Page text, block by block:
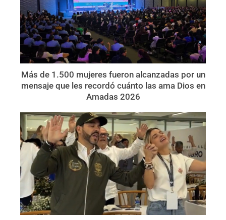
Más de 1.500 mujeres fueron alcanzadas por un
mensaje que les recordó cuánto las ama Dios en
Amadas 2026